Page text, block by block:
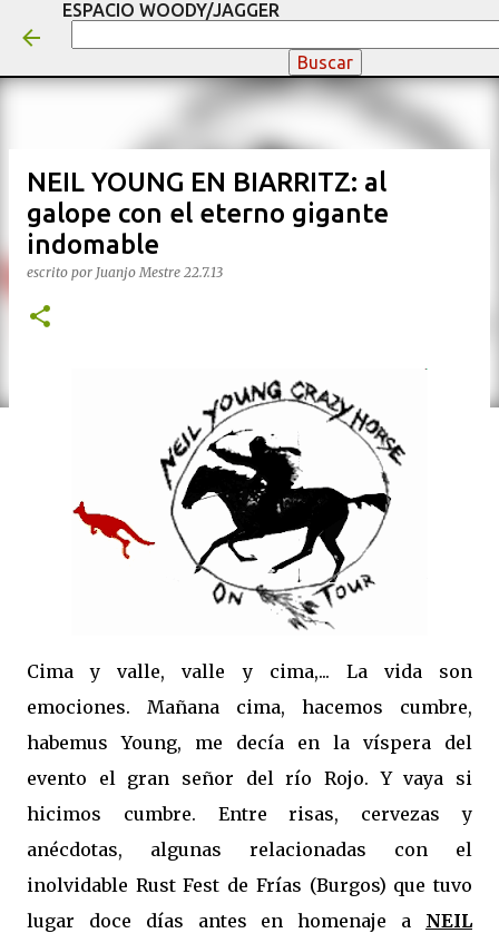
Ir al contenido principal
ESPACIO WOODY/JAGGER
NEIL YOUNG EN BIARRITZ: al
galope con el eterno gigante
indomable
escrito por Juanjo Mestre 22.7.13
Cima y valle, valle y cima,... La vida son
emociones. Mañana cima, hacemos cumbre,
habemus Young, me decía en la víspera del
evento el gran señor del río Rojo. Y vaya si
hicimos cumbre. Entre risas, cervezas y
anécdotas, algunas relacionadas con el
inolvidable Rust Fest de Frías (Burgos) que tuvo
lugar doce días antes en homenaje a NEIL